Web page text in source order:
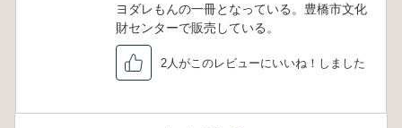
ヨダレもんの一冊となっている。豊橋市文化
財センターで販売している。
2人がこのレビューにいいね！しました